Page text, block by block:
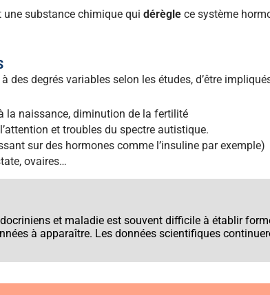
une substance chimique qui dérègle ce système
des degrés variables selon les études, d’être
la naissance, diminution de la fertilité
et troubles du spectre autistique.
sur des hormones comme l’insuline par exemple)
ovaires…
et maladie est souvent difficile à établir
à apparaître. Les données scientifiques